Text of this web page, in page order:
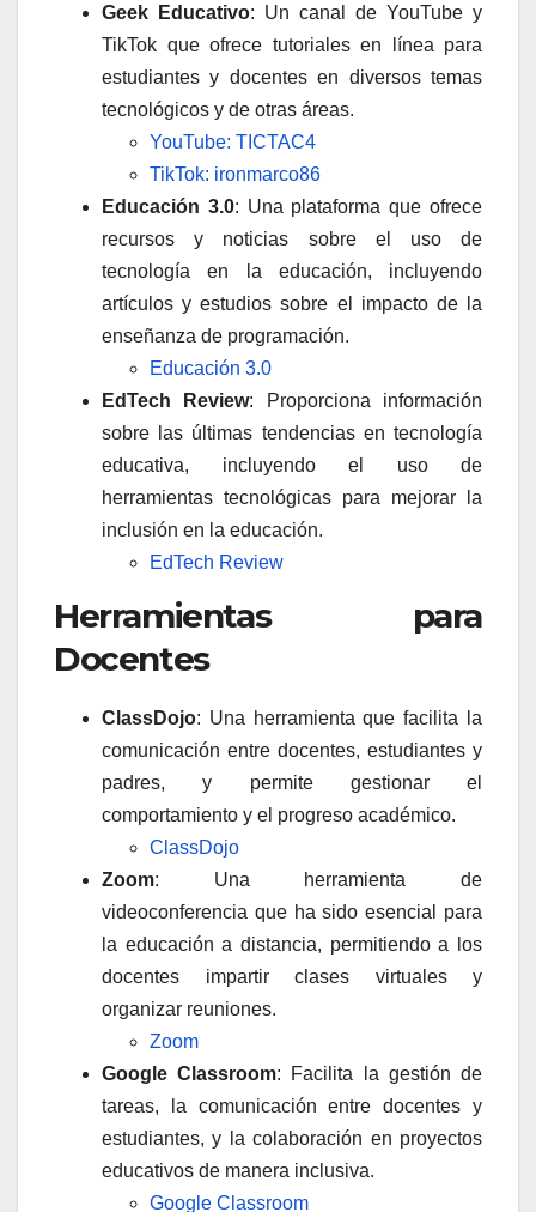
Geek Educativo: Un canal de YouTube y
TikTok que ofrece tutoriales en línea para
estudiantes y docentes en diversos temas
tecnológicos y de otras áreas.
YouTube: TICTAC4
TikTok: ironmarco86
Educación 3.0: Una plataforma que ofrece
recursos y noticias sobre el uso de
tecnología en la educación, incluyendo
artículos y estudios sobre el impacto de la
enseñanza de programación.
Educación 3.0
EdTech Review: Proporciona información
sobre las últimas tendencias en tecnología
educativa, incluyendo el uso de
herramientas tecnológicas para mejorar la
inclusión en la educación.
EdTech Review
Herramientas para
Docentes
ClassDojo: Una herramienta que facilita la
comunicación entre docentes, estudiantes y
padres, y permite gestionar el
comportamiento y el progreso académico.
ClassDojo
Zoom: Una herramienta de
videoconferencia que ha sido esencial para
la educación a distancia, permitiendo a los
docentes impartir clases virtuales y
organizar reuniones.
Zoom
Google Classroom: Facilita la gestión de
tareas, la comunicación entre docentes y
estudiantes, y la colaboración en proyectos
educativos de manera inclusiva.
Google Classroom